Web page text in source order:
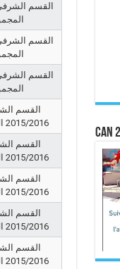
القسم
2015/2016 المجموعة ب
القسم
2015/2016 المجموعة ب
القسم
2015/2016 المجموعة ب
القسم
2015/2016 المجموعة ب
القسم
2015/2016 المجموعة ب
CAN